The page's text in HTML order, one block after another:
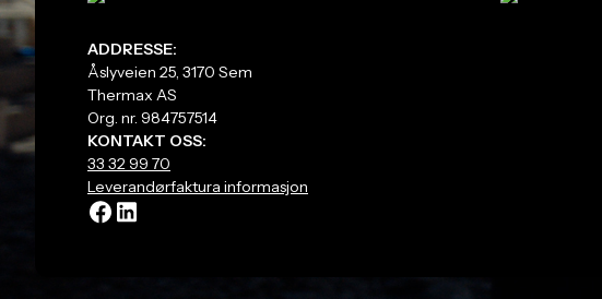
ADDRESSE:
Åslyveien 25, 3170 Sem
Thermax AS
Org. nr. 984757514
KONTAKT OSS:
33 32 99 70
Leverandørfaktura informasjon